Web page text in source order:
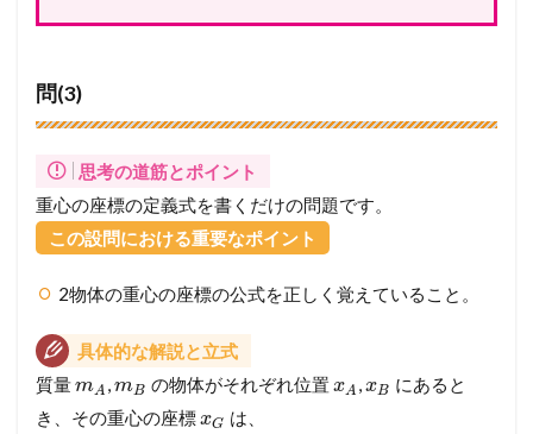
問(3)
思考の道筋とポイント
重心の座標の定義式を書くだけの問題です。
この設問における重要なポイント
2物体の重心の座標の公式を正しく覚えていること。
具体的な解説と立式
質量mA ,mB の物体がそれぞれ位置 xA ,xB にあると
き、その重心の座標xG は、